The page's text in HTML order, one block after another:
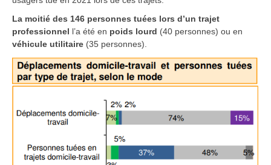
La moitié des 146 personnes tuées lors d’un trajet
professionnel l’a été en poids lourd (40 personnes) ou en
véhicule utilitaire (35 personnes).